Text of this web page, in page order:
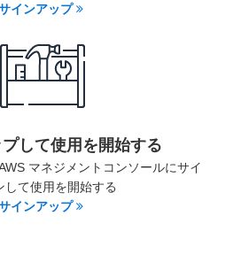
インアップ
して使用を開始する
マネジメントコンソールにサイ
して使用を開始する
インアップ